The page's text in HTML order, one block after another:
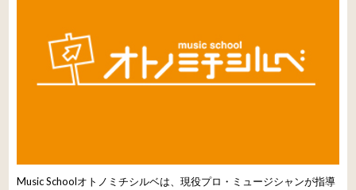
Music Schoolオトノミチシルベは、現役プロ・ミュージシャンが指導